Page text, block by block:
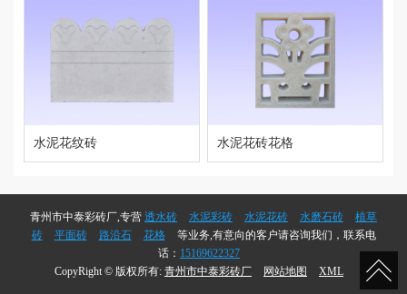
水泥花纹砖 水泥花砖花格
青州市中泰彩砖厂,专营 透水砖 水泥彩砖 水泥花砖 水磨石砖
植草
砖
平面砖 路沿石 花格
等业务,有意向的客户请咨询我们，联系电
话： 15169622327
CopyRight © 版权所有: 青州市中泰彩砖厂 网站地图 XML